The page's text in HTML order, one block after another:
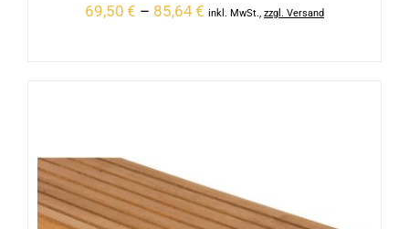
69,50 € – 85,64€ inkl. MwSt., zzgl. Versand